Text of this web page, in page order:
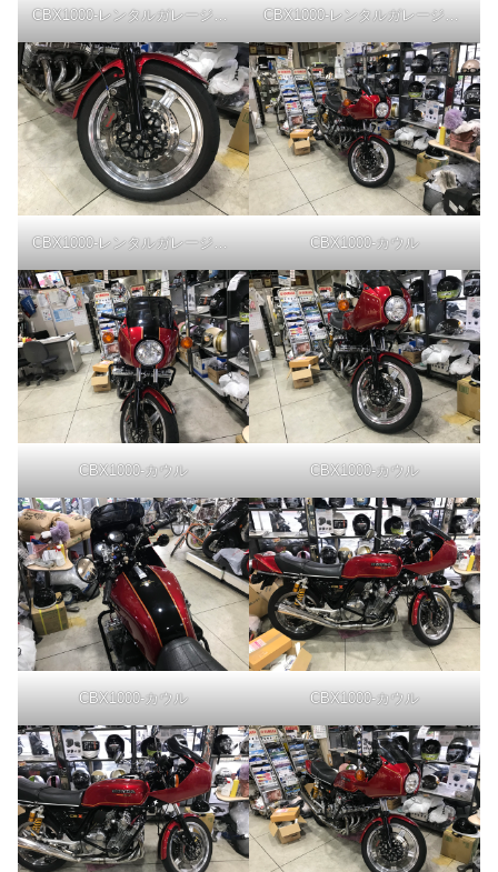
CBX1000-レンタルガレージにて CBX1000-レンタルガレージにて
CBX1000-レンタルガレージにて CBX1000-カウル
CBX1000-カウル CBX1000-カウル
CBX1000-カウル CBX1000-カウル